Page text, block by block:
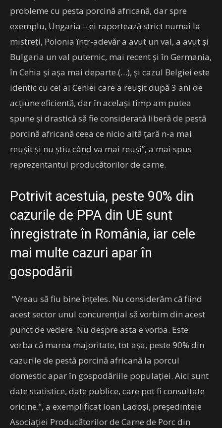
probleme cu pesta porcină africană, dar spre
exemplu, Ungaria – ei raportează strict numai la
mistreți, Polonia într-adevăr a avut un val, a avut și
Bulgaria un val puternic, mai recent și în Germania,
în Cehia și așa mai departe.(…), și cazul Belgiei este
identic cu cel al Cehiei care a reușit după 3 ani de
acțiune eficientă, dar în același timp am putea
spune și drastică să fie considerată liberă de pestă
porcină africană ceea ce nicio altă țară n-a mai
reușit și nu știu când va mai reuși”, a mai spus
reprezentantul producătorilor de carne.
Potrivit acestuia, peste 90% din
cazurile de PPA din UE sunt
înregistrate în România, iar cele
mai multe cazuri apar în
gospodării
”Vreau să fiu bine înțeles. Nu considerăm că fiind
acest sector unul concurențial să vorbim din acest
punct de vedere. Nu despre asta e vorba. Este
vorba că marea majoritate, tot așa, peste 90% din
cazurile de pestă porcină africană la porcul
domestic apar în gospodăriile populației. Aici sunt
date statistice, date publice, care pot fi consultate
oricine.”, a exemplificat Ioan Ladoși, președintele
Asociației Producătorilor de Carne de Porc din